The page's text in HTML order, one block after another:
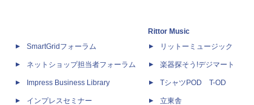
SmartGridフォーラム
ネットショップ担当者フォーラム
Impress Business Library
インプレスセミナー
Rittor Music
リットーミュージック
楽器探そう!デジマート
TシャツPOD T-OD
立東舎